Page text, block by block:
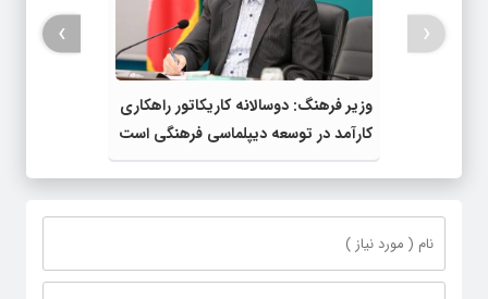
وزیر فرهنگ: دوسالانه کاریکاتور راهکاری
کارآمد در توسعه دیپلماسی فرهنگی است
‹
›